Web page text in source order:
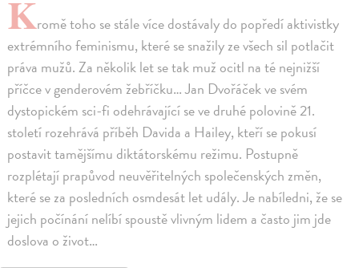
Kromě toho se stále více dostávaly do popředí aktivistky
extrémního feminismu, které se snažily ze všech sil potlačit
práva mužů. Za několik let se tak muž ocitl na té nejnižší
příčce v genderovém žebříčku… Jan Dvořáček ve svém
dystopickém sci-fi odehrávající se ve druhé polovině 21.
století rozehrává příběh Davida a Hailey, kteří se pokusí
postavit tamějšímu diktátorskému režimu. Postupně
rozplétají prapůvod neuvěřitelných společenských změn,
které se za posledních osmdesát let udály. Je nabíledni, že se
jejich počínání nelíbí spoustě vlivným lidem a často jim jde
doslova o život…